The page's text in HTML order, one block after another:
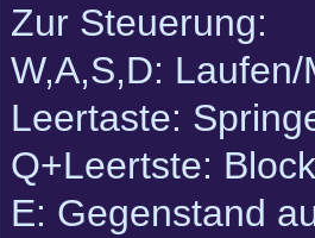
Zur Steuerung:
W,A,S,D:
Leertaste:
Q+Leertste:
E: Gegenstand